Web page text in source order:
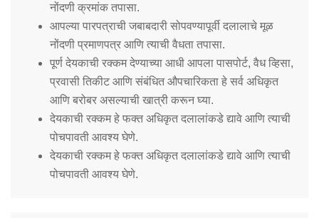
नोंदणी क्रमांक तपासा.
आपल्या पारपत्राची जबाबदारी सोपवण्यापूर्वी दलालाचे मूळ
नोंदणी प्रमाणपत्र आणि त्याची वैधता तपासा.
पूर्ण देयकाची रक्कम देण्याच्या आधी आपला पासपोर्ट, वैध व्हिसा,
प्रवासी तिकीट आणि संबंधित औपचारिकता हे सर्व अधिकृत
आणि बरोबर असल्याची खात्री करून घ्या.
देयकाची रक्कम हे फक्त अधिकृत दलालांकडे द्यावे आणि त्याची
पोचपावती आवश्य घेणे.
देयकाची रक्कम हे फक्त अधिकृत दलालांकडे द्यावे आणि त्याची
पोचपावती आवश्य घेणे.